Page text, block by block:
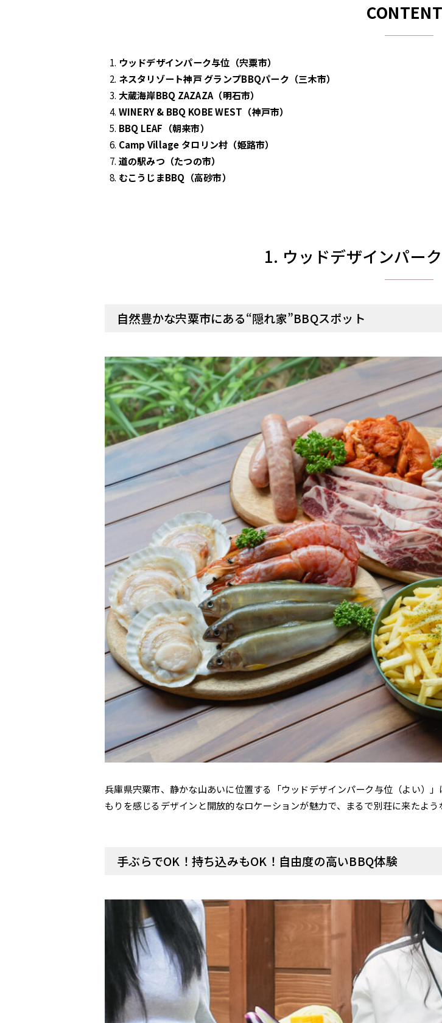
ウッドデザインパーク与位（宍粟市）
ネスタリゾート神戸 グランプBBQパーク（三木市）
大蔵海岸BBQ ZAZAZA（明石市）
WINERY & BBQ KOBE WEST（神戸市）
BBQ LEAF（朝来市）
Camp Village タロリン村（姫路市）
道の駅みつ（たつの市）
むこうじまBBQ（高砂市）
1. ウッドデザインパー
自然豊かな宍粟市にある“隠れ家”BBQスポット
兵庫県宍粟市、静かな山あいに位置する「ウッドデザインパーク与位（よい）
もりを感じるデザインと開放的なロケーションが魅力で、まるで別荘に来たよう
手ぶらでOK！持ち込みもOK！自由度の高いBBQ体験